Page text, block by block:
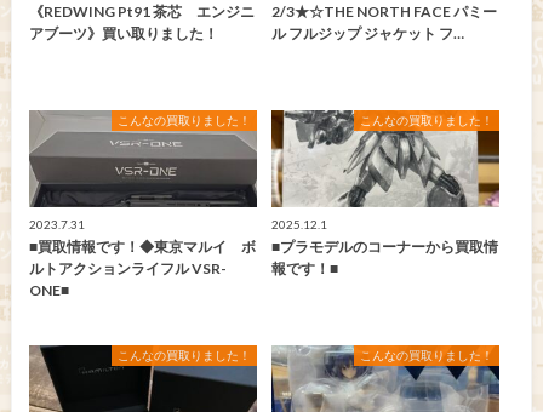
《REDWING Pt91 茶芯 エンジニ
アブーツ》買い取りました！
2/3★☆THE NORTH FACE パミー
ル フルジップ ジャケット フ…
こんなの買取りました！
2023.7.31
■買取情報です！◆東京マルイ ボ
ルトアクションライフル VSR-
ONE■
こんなの買取りました！
2025.12.1
■プラモデルのコーナーから買取情
報です！■
こんなの買取りました！ こんなの買取りました！